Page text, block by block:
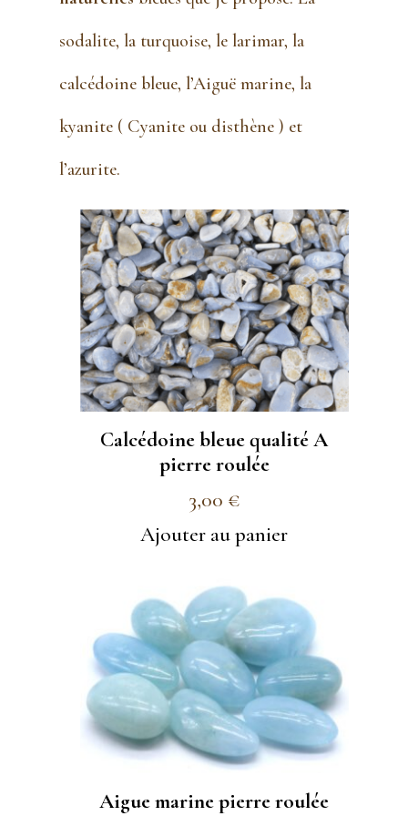
sodalite, la turquoise, le larimar, la
calcédoine bleue, l’Aiguë marine, la
kyanite ( Cyanite ou disthène ) et
l’azurite.
Calcédoine bleue qualité A
pierre roulée
3,00 €
Ajouter au panier
Aigue marine pierre roulée